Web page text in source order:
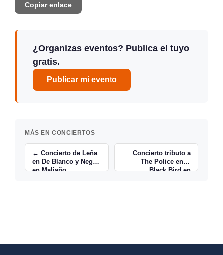
Copiar enlace
¿Organizas eventos? Publica el tuyo
gratis.
Publicar mi evento
MÁS EN CONCIERTOS
← Concierto de Leña
en De Blanco y Negro
en Maliaño
Concierto tributo a
The Police en el
Black Bird en